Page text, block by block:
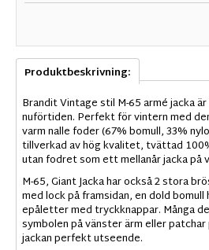
Produktbeskrivning:
Brandit Vintagestil M-65arméjacka är
nuförtiden. Perfekt förvintern med
varmnallefoder (67% bomull, 33%
tillverkadav hög kvalitet, tvättad
utanfodretsomett mellanårjackapå
M-65,GiantJacka harockså2 stora
med lockpå framsidan,en doldbomull
epålettermedtryckknappar. Många
symbolen påvänster ärmellerpatchar
jackanperfektutseende.